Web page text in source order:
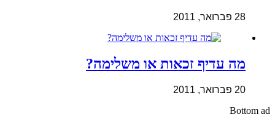
28 פברואר, 2011
מה עדיף זכאות או משלימה?
20 פברואר, 2011
Bottom ad